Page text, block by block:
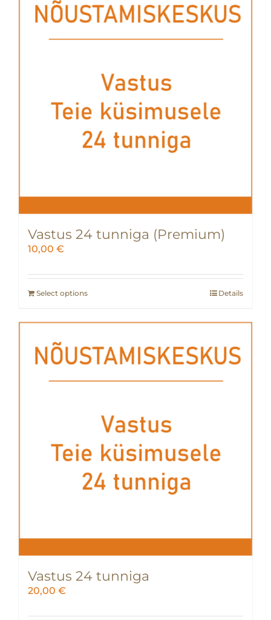
Vastus 24 tunniga (Premium)
10,00 €
Select options Details
Vastus 24 tunniga
20,00 €